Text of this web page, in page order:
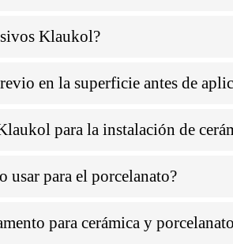
Klaukol?
en la superficie antes de
para la instalación de
usar para el porcelanato?
para cerámica y